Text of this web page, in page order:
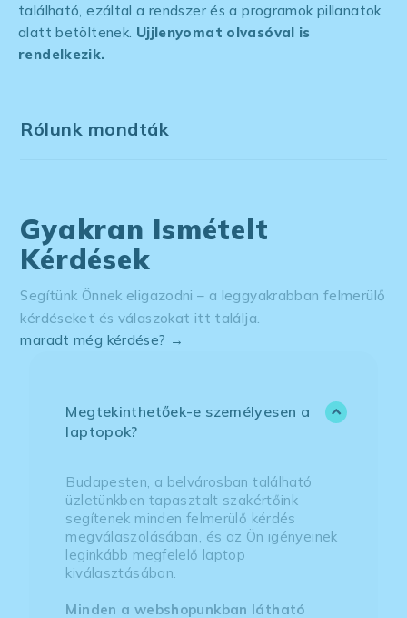
található, ezáltal a rendszer és a programok pillanatok
alatt betöltenek. Ujjlenyomat olvasóval is
rendelkezik.
Rólunk mondták
Gyakran Ismételt
Kérdések
Segítünk Önnek eligazodni – a leggyakrabban felmerülő
kérdéseket és válaszokat itt találja.
maradt még kérdése? →
Megtekinthetőek-e személyesen a
laptopok?
Budapesten, a belvárosban található
üzletünkben tapasztalt szakértőink
segítenek minden felmerülő kérdés
megválaszolásában, és az Ön igényeinek
leginkább megfelelő laptop
kiválasztásában.
Minden a webshopunkban látható